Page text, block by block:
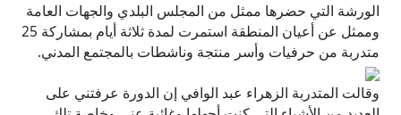
الورشة التي حضرها ممثل من المجلس البلدي والجهات العامة
وممثل عن أعيان المنطقة استمرت لمدة ثلاثة أيام بمشاركة 25
متدربة من حرفيات وأسر منتجة وناشطات بالمجتمع المدني.
وقالت المتدربة الزهراء عبد الوافي إن الدورة عرفتني على